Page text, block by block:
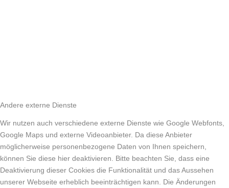
Andere externe Dienste
Wir nutzen auch verschiedene externe Dienste wie Google Webfonts,
Google Maps und externe Videoanbieter. Da diese Anbieter
möglicherweise personenbezogene Daten von Ihnen speichern,
können Sie diese hier deaktivieren. Bitte beachten Sie, dass eine
Deaktivierung dieser Cookies die Funktionalität und das Aussehen
unserer Webseite erheblich beeinträchtigen kann. Die Änderungen